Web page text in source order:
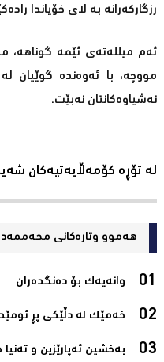
رزگارکەرانە بە لای خۆیاندا
ئەم میللەتەی ئێمە
مووچە، با ئەوەندە گوێیان
نەشیاوەکانتان نەبێت.
لە تۆڕە کۆمەڵایەتیەکان
هەموو وتارەکانی
وانەیەک بۆ دەنگدەران‌
خەمێک لە دڵێکی پڕ
بەخشین ئەپارێزین و